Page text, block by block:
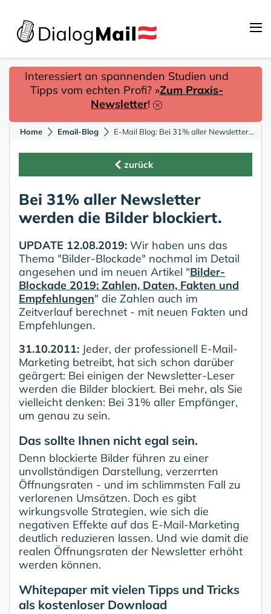
Interessiert an spannenden Studien und
Tipps vom echten Profi? »Zum Praxis-
Newsletter!
Home Email-Blog E-Mail Blog: Bei 31% aller Newsletter und Mailings werden die Bilder blockiert
zurück
Bei 31% aller Newsletter
werden die Bilder blockiert.
UPDATE 12.08.2019: Wir haben uns das
Thema "Bilder-Blockade" nochmal im Detail
angesehen und im neuen Artikel "Bilder-
Blockade 2019: Zahlen, Daten, Fakten und
Empfehlungen" die Zahlen auch im
Zeitverlauf berechnet - mit neuen Fakten und
Empfehlungen.
31.10.2011: Jeder, der professionell E-Mail-
Marketing betreibt, hat sich schon darüber
geärgert: Bei einigen der Newsletter-Leser
werden die Bilder blockiert. Bei mehr, als Sie
vielleicht denken: Bei 31% aller Empfänger,
um genau zu sein.
Das sollte Ihnen nicht egal sein.
Denn blockierte Bilder führen zu einer
unvollständigen Darstellung, verzerrten
Öffnungsraten - und im schlimmsten Fall zu
verlorenen Umsätzen. Doch es gibt
wirkungsvolle Strategien, wie sich die
negativen Effekte auf das E-Mail-Marketing
deutlich reduzieren lassen. Und wie damit die
realen Öffnungsraten der Newsletter erhöht
werden können.
Whitepaper mit vielen Tipps und Tricks
als kostenloser Download